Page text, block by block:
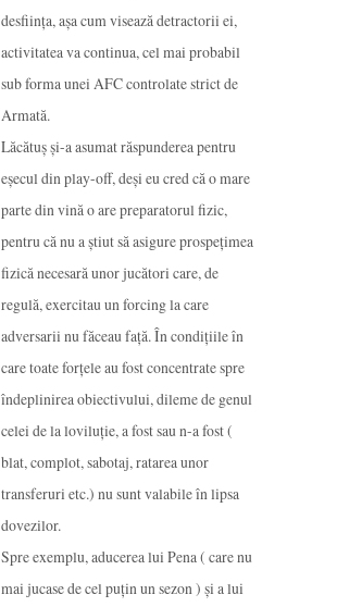
desființa, așa cum visează detractorii ei,
activitatea va continua, cel mai probabil
sub forma unei AFC controlate strict de
Armată.
Lăcătuș și-a asumat răspunderea pentru
eșecul din play-off, deși eu cred că o mare
parte din vină o are preparatorul fizic,
pentru că nu a știut să asigure prospețimea
fizică necesară unor jucători care, de
regulă, exercitau un forcing la care
adversarii nu făceau față. În condițiile în
care toate forțele au fost concentrate spre
îndeplinirea obiectivului, dileme de genul
celei de la loviluție, a fost sau n-a fost (
blat, complot, sabotaj, ratarea unor
transferuri etc.) nu sunt valabile în lipsa
dovezilor.
Spre exemplu, aducerea lui Pena ( care nu
mai jucase de cel puțin un sezon ) și a lui